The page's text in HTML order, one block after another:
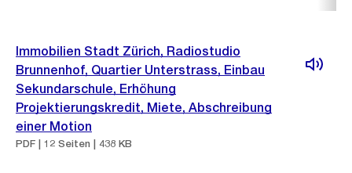
Immobilien Stadt Zürich, Radiostudio
Brunnenhof, Quartier Unterstrass, Einbau
Sekundarschule, Erhöhung
Projektierungskredit, Miete, Abschreibung
einer Motion
PDF | 12 Seiten | 438 KB